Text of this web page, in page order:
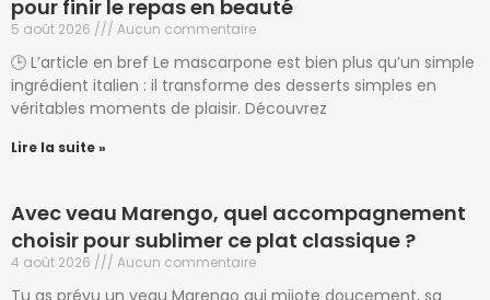
pour finir le repas en beauté
5 août 2026 Aucun commentaire
🕒 L’article en bref Le mascarpone est bien plus qu’un simple
ingrédient italien : il transforme des desserts simples en
véritables moments de plaisir. Découvrez
Lire la suite »
Avec veau Marengo, quel accompagnement
choisir pour sublimer ce plat classique ?
4 août 2026 Aucun commentaire
Tu as prévu un veau Marengo qui mijote doucement, sa